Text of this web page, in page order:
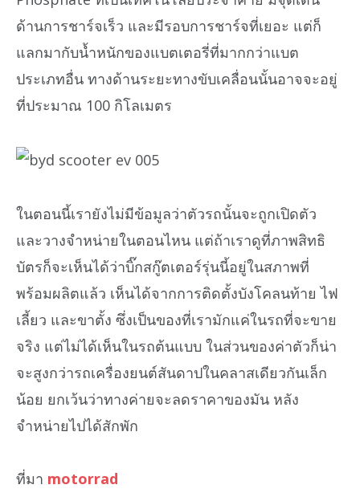
ด้านการชาร์จเร็ว และมีรอบการชาร์จที่เยอะ แต่ก็
แลกมากับน้ำหนักของแบตเตอรี่ที่มากกว่าแบต
ประเภทอื่น ทางด้านระยะทางขับเคลื่อนนั้นอาจจะอยู่
ที่ประมาณ 100 กิโลเมตร
ในตอนนี้เรายังไม่มีข้อมูลว่าตัวรถนั้นจะถูกเปิดตัว
และวางจำหน่ายในตอนไหน แต่ถ้าเราดูที่ภาพสิทธิ
บัตรก็จะเห็นได้ว่าบิ๊กสกู๊ตเตอร์รุ่นนี้อยู่ในสภาพที่
พร้อมผลิตแล้ว เห็นได้จากการติดตั้งบังโคลนท้าย ไฟ
เลี้ยว และขาตั้ง ซึ่งเป็นของที่เรามักแค่ในรถที่จะขาย
จริง แต่ไม่ได้เห็นในรถต้นแบบ ในส่วนของค่าตัวก็น่า
จะสูงกว่ารถเครื่องยนต์สันดาปในคลาสเดียวกันเล็ก
น้อย ยกเว้นว่าทางค่ายจะลดราคาของมัน หลัง
จำหน่ายไปได้สักพัก
ที่มา motorrad